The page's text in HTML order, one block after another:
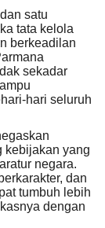
satu
tata kelola
berkeadilan
sekadar
hari seluruh
kebijakan yang
negara.
dan
tumbuh lebih
dengan